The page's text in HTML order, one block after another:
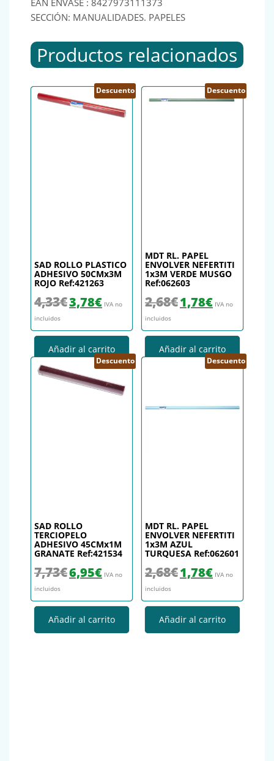
EAN ENVASE : 8427973111373
SECCIÓN: MANUALIDADES. PAPELES
Productos relacionados
Descuento
SAD ROLLO PLASTICO
ADHESIVO 50CMx3M
ROJO Ref:421263
4,33€ El precio original era: 4,33€.
3,78€El precio actual es: 3,78€.
IVA no
incluidos
Añadir al carrito
Descuento
MDT RL. PAPEL
ENVOLVER NEFERTITI
1x3M VERDE MUSGO
Ref:062603
2,68€ El precio original era: 2,68€.
1,78€El precio actual
IVA no
incluidos
Añadir al carrito
Descuento
SAD ROLLO
TERCIOPELO
ADHESIVO 45CMx1M
GRANATE Ref:421534
7,73€ El precio original era: 7,73€.
6,95€El precio actual es: 6,95€.
IVA no
incluidos
Añadir al carrito
Descuento
MDT RL. PAPEL
ENVOLVER NEFERTITI
1x3M AZUL
TURQUESA Ref:062601
2,68€ El precio original era: 2,68€.
1,78€El precio actual
IVA no
incluidos
Añadir al carrito